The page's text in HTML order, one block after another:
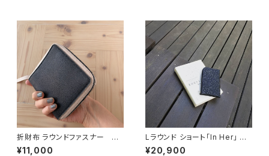
折財布 ラウンドファスナー ネ
イビー「OMOTE to OMOTE」
¥11,000
Lラウンド ショート「In Her」 ブ
ラック
¥20,900